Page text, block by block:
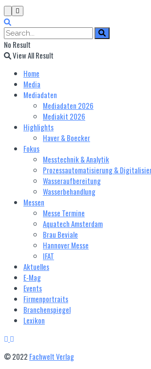
No Result
View All Result
Home
Media
Mediadaten
Mediadaten 2026
Mediakit 2026
Highlights
Haver & Boecker
Fokus
Messtechnik & Analytik
Prozessautomatisierung &
Wasseraufbereitung
Wasserbehandlung
Messen
Messe Termine
Aquatech Amsterdam
Brau Beviale
Hannover Messe
IFAT
Aktuelles
E‑Mag
Events
Firmenportraits
Branchenspiegel
Lexikon
© 2022 Fachwelt Verlag